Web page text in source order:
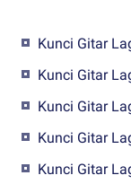
Kunci Gitar
Kunci Gitar
Kunci Gitar
Kunci Gitar
Kunci Gitar